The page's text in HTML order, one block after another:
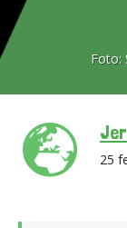
Foto:
25